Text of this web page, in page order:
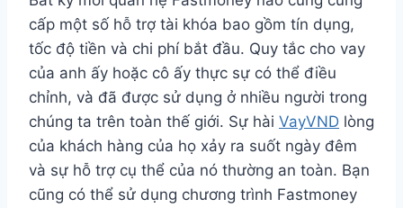
cấp một số hỗ trợ tài khóa bao gồm tín dụng,
tốc độ tiền và chi phí bắt đầu. Quy tắc cho vay
của anh ấy hoặc cô ấy thực sự có thể điều
chỉnh, và đã được sử dụng ở nhiều người trong
chúng ta trên toàn thế giới. Sự hài VayVND lòng
của khách hàng của họ xảy ra suốt ngày đêm
và sự hỗ trợ cụ thể của nó thường an toàn. Bạn
cũng có thể sử dụng chương trình Fastmoney